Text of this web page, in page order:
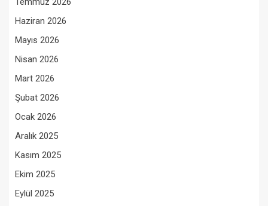
Haziran 2026
Mayıs 2026
Nisan 2026
Mart 2026
Şubat 2026
Ocak 2026
Aralık 2025
Kasım 2025
Ekim 2025
Eylül 2025